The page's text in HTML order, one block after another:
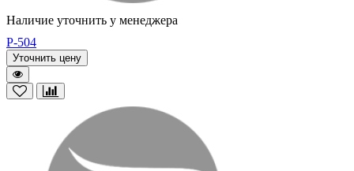
Наличие уточнить у менеджера
P-504
Уточнить цену